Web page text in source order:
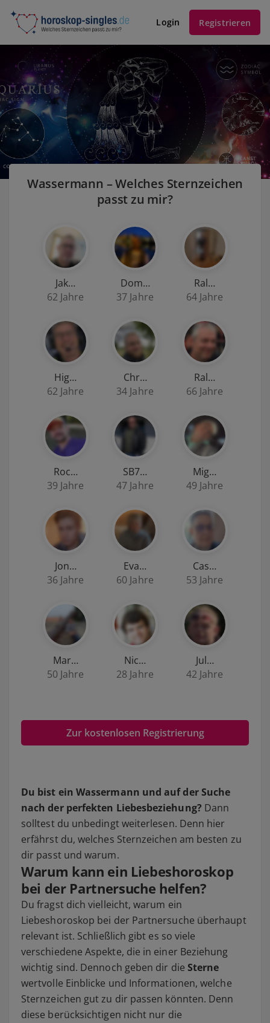
Login Registrieren
Wassermann – Welches Sternzeichen
passt zu mir?
Jak…
62 Jahre
Dom…
37 Jahre
Ral…
64 Jahre
Hig…
62 Jahre
Chr…
34 Jahre
Ral…
66 Jahre
Roc…
39 Jahre
SB7…
47 Jahre
Mig…
49 Jahre
Jon…
36 Jahre
Eva…
60 Jahre
Cas…
53 Jahre
Mar…
50 Jahre
Nic…
28 Jahre
Jul…
42 Jahre
Zur kostenlosen Registrierung
Du bist ein Wassermann und auf der Suche
nach der perfekten Liebesbeziehung? Dann
solltest du unbedingt weiterlesen. Denn hier
erfährst du, welches Sternzeichen am besten zu
dir passt und warum.
Warum kann ein Liebeshoroskop
bei der Partnersuche helfen?
Du fragst dich vielleicht, warum ein
Liebeshoroskop bei der Partnersuche überhaupt
relevant ist. Schließlich gibt es so viele
verschiedene Aspekte, die in einer Beziehung
wichtig sind. Dennoch geben dir die Sterne
wertvolle Einblicke und Informationen, welche
Sternzeichen gut zu dir passen könnten. Denn
diese berücksichtigen nicht nur die